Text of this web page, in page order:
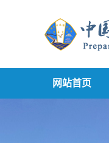
网站首页